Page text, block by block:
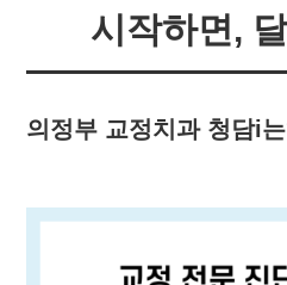
시작하면,
의정부 교정치과 청담i